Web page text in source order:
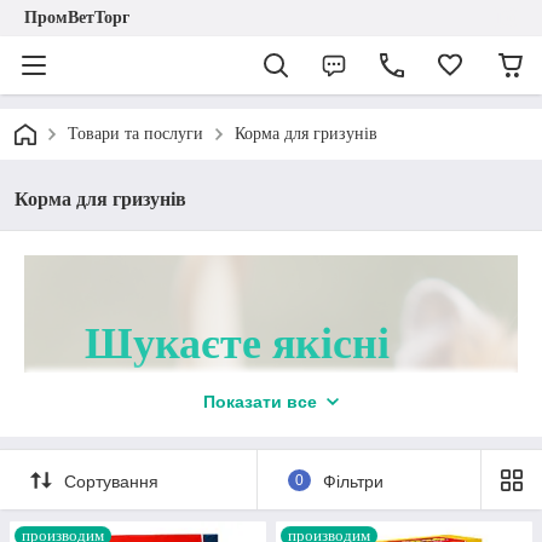
ПромВетТорг
Товари та послуги Корма для гризунів
Корма для гризунів
Шукаєте якісні
корми для
гризунів оптом чи
в роздріб?
Показати все
Сортування 0 Фільтри
производим производим